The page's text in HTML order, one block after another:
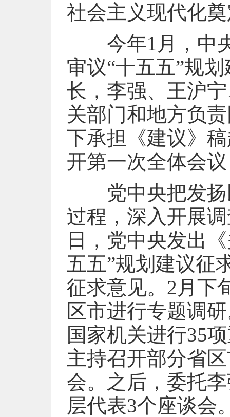
社会主义现代化
今年1月，中央
审议“十五五”规
长，李强、王沪
关部门和地方负
下承担《建议》
开第一次全体会
党中央把发扬
过程，深入开展
日，党中央发出
五五”规划建议征
征求意见。2月下
区市进行专题调
国家机关进行35
主持召开部分省
会。之后，委托
层代表3个座谈会